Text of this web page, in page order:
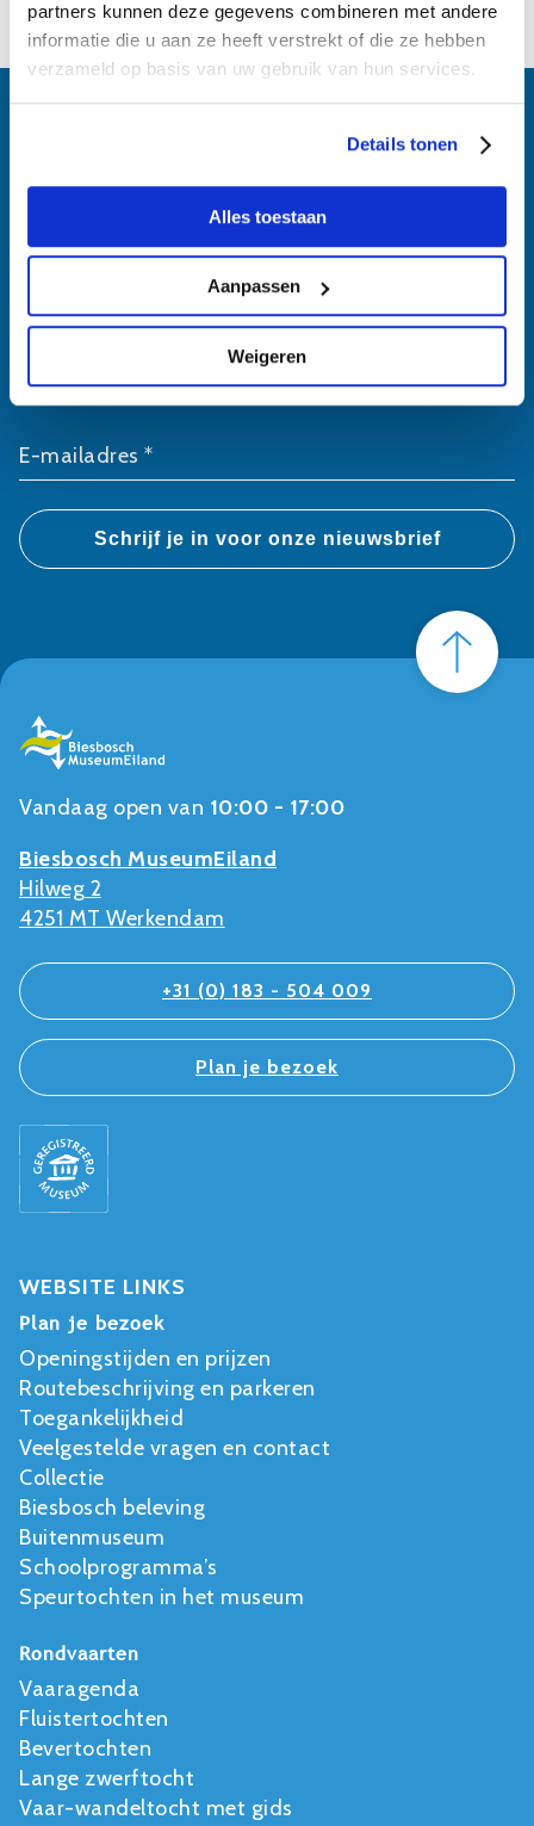
partners kunnen deze gegevens combineren met andere
informatie die u aan ze heeft verstrekt of die ze hebben
verzameld op basis van uw gebruik van hun services.
Details tonen
Alles toestaan
Aanpassen
Weigeren
Schrijf je in voor
onze nieuwsbrief
Achternaam *
E-mailadres *
Vandaag open van 10:00 - 17:00
Biesbosch MuseumEiland
Hilweg 2
4251 MT Werkendam
+31 (0) 183 - 504 009
Plan je bezoek
WEBSITE LINKS
Plan je bezoek
Openingstijden en prijzen
Routebeschrijving en parkeren
Toegankelijkheid
Veelgestelde vragen en contact
Collectie
Biesbosch beleving
Buitenmuseum
Schoolprogramma’s
Speurtochten in het museum
Rondvaarten
Vaaragenda
Fluistertochten
Bevertochten
Lange zwerftocht
Vaar-wandeltocht met gids